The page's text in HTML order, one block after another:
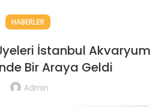
HABERLER
İstanbul Akvaryum
Bir Araya Geldi
Admin